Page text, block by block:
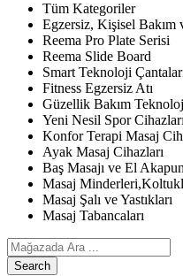
Tüm Kategoriler
Egzersiz, Kişisel Bakım
Reema Pro Plate Serisi
Reema Slide Board
Smart Teknoloji
Fitness Egzersiz Atı
Güzellik Bakım
Yeni Nesil Spor Cihazları
Konfor Terapi Masaj
Ayak Masaj Cihazları
Baş Masajı ve El
Masaj
Masaj Şalı ve Yastıkları
Masaj Tabancaları
Search